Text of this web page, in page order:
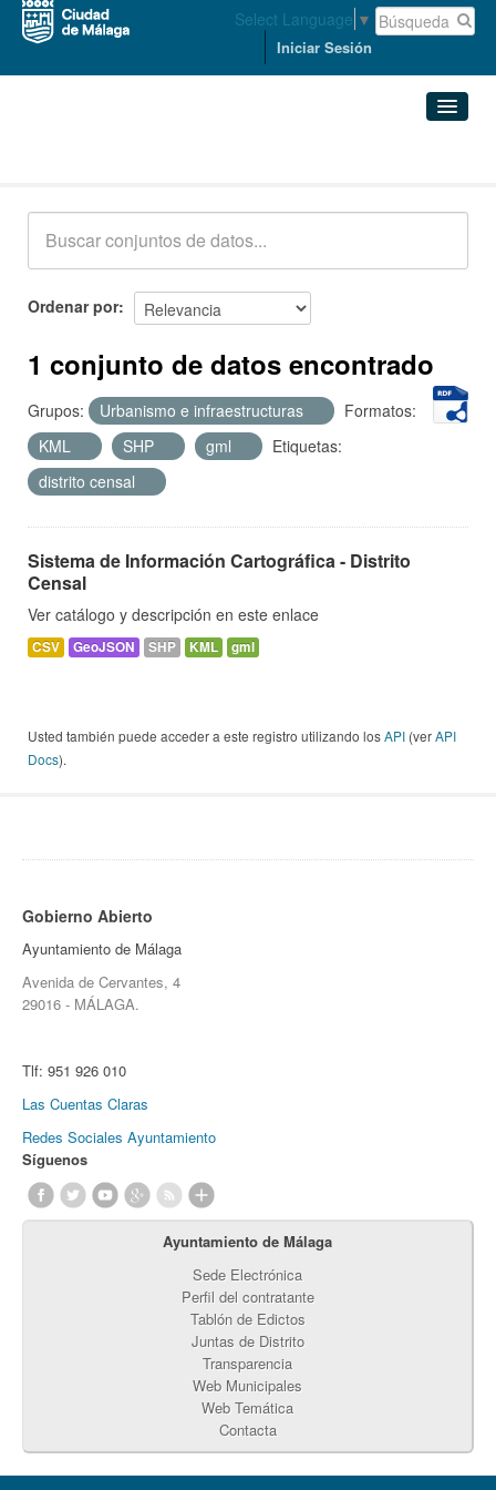
Select Language ▼
Iniciar Sesión
Acerca de
Ordenar por
1 conjunto de datos encontrado
Grupos: Urbanismo e infraestructuras
Formatos:
KML
SHP gml
Etiquetas:
distrito censal
Sistema de Información Cartográfica - Distrito
Censal
Ver catálogo y descripción en este enlace
CSV GeoJSON SHP KML gml
Usted también puede acceder a este registro utilizando losAPI (verAPI
Docs).
Gobierno Abierto
Ayuntamiento de Málaga
Avenida de Cervantes, 4
29016 - MÁLAGA.
Tlf: 951 926 010
Las Cuentas Claras
Redes Sociales Ayuntamiento
Síguenos
Ayuntamiento de Málaga
Sede Electrónica
Perfil del contratante
Tablón de Edictos
Juntas de Distrito
Transparencia
Web Municipales
Web Temática
Contacta